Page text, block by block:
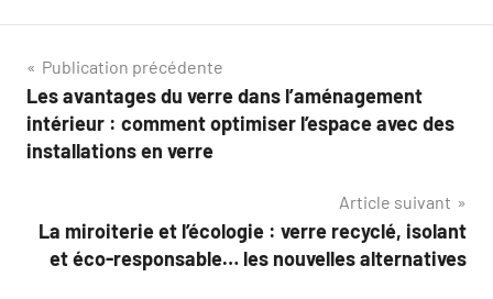
Navigation
de
l’article
Publication précédente
Les avantages du verre dans l’aménagement
intérieur : comment optimiser l’espace avec des
installations en verre
Article suivant
La miroiterie et l’écologie : verre recyclé, isolant
et éco-responsable… les nouvelles alternatives